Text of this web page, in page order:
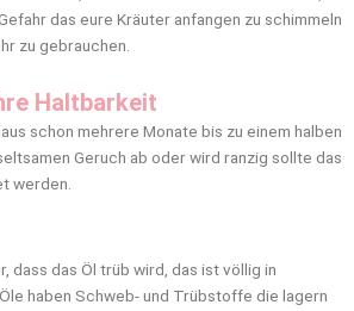
das eure Kräuter anfangen zu schimmeln
zu gebrauchen.
Haltbarkeit
schon mehrere Monate bis zu einem halben
Geruch ab oder wird ranzig sollte das
werden.
dass das Öl trüb wird, das ist völlig in
haben Schweb- und Trübstoffe die lagern